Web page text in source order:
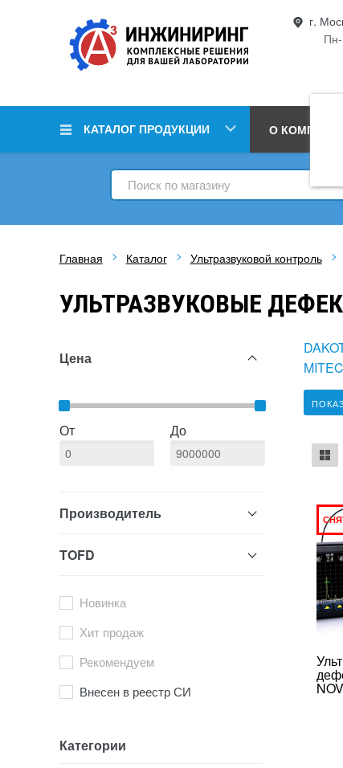
г.
КАТАЛОГ ПРОДУКЦИИ О КОМПАНИИ
Главная Каталог Ультразвуковой контроль
УЛЬТРАЗВУКОВЫЕ
Цена
От До
Производитель
TOFD
Новинка
Хит продаж
Рекомендуем
Внесен в реестр СИ
Категории